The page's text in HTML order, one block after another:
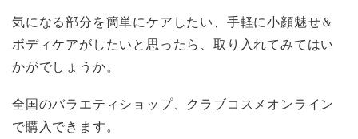
気になる部分を簡単にケアしたい、手軽に小顔魅せ＆
ボディケアがしたいと思ったら、取り入れてみてはい
かがでしょうか。
全国のバラエティショップ、クラブコスメオンライン
で購入できます。